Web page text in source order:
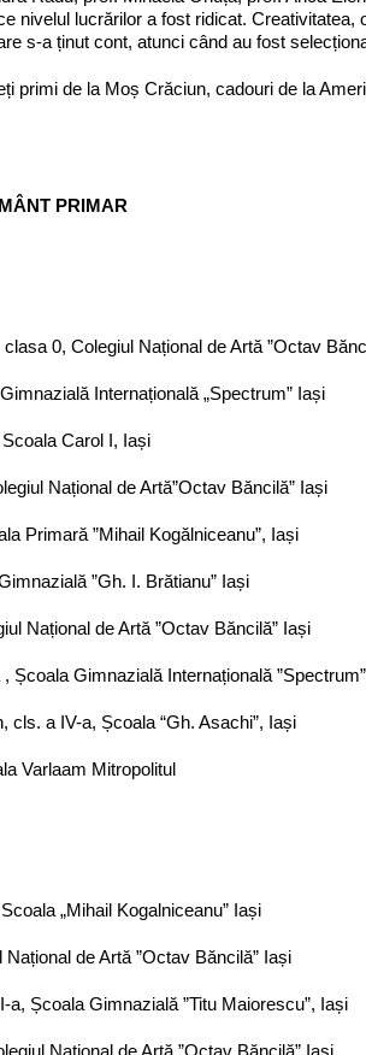
nivelul lucrărilor a fost ridicat.
s-a ținut cont, atunci când au fost
primi de la Moș Crăciun, cadouri de la
PRIMAR
0, Colegiul Național de Artă ”Octav
Internațională „Spectrum” Iași
Carol I, Iași
Național de Artă”Octav Băncilă” Iași
Primară ”Mihail Kogălniceanu”, Iași
”Gh. I. Brătianu” Iași
Național de Artă ”Octav Băncilă” Iași
Școala Gimnazială Internațională
cls. a IV-a, Școala “Gh. Asachi”, Iași
Varlaam Mitropolitul
„Mihail Kogalniceanu” Iași
de Artă ”Octav Băncilă” Iași
Școala Gimnazială ”Titu Maiorescu”, Iași
Național de Artă ”Octav Băncilă” Iași